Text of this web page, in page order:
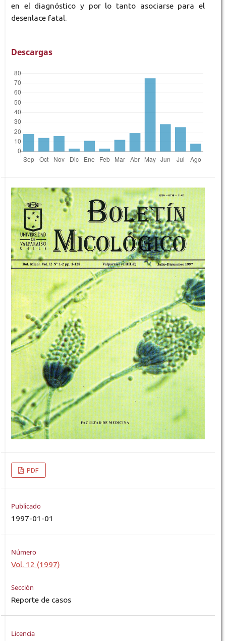
en el diagnóstico y por lo tanto asociarse para el
desenlace fatal.
Descargas
PDF
Publicado
1997-01-01
Número
Vol. 12 (1997)
Sección
Reporte de casos
Licencia